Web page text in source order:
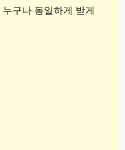
구나 동일하게 받게